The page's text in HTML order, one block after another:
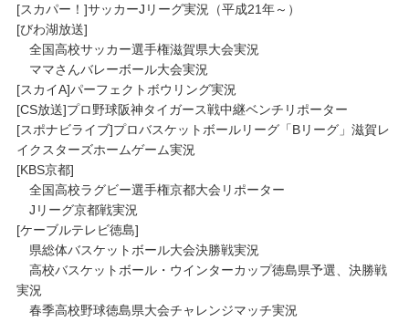
[スカパー！]サッカーJリーグ実況（平成21年～）
[びわ湖放送]
全国高校サッカー選手権滋賀県大会実況
ママさんバレーボール大会実況
[スカイA]パーフェクトボウリング実況
[CS放送]プロ野球阪神タイガース戦中継ベンチリポーター
[スポナビライブ]プロバスケットボールリーグ「Bリーグ」滋賀レ
イクスターズホームゲーム実況
[KBS京都]
全国高校ラグビー選手権京都大会リポーター
Jリーグ京都戦実況
[ケーブルテレビ徳島]
県総体バスケットボール大会決勝戦実況
高校バスケットボール・ウインターカップ徳島県予選、決勝戦
実況
春季高校野球徳島県大会チャレンジマッチ実況